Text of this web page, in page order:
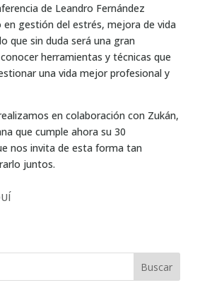
de Leandro Fernández
gestión del estrés, mejora de vida
que sin duda será una gran
herramientas y técnicas que
una vida mejor profesional y
en colaboración con Zukán,
que cumple ahora su 30
nos invita de esta forma tan
juntos.
Buscar